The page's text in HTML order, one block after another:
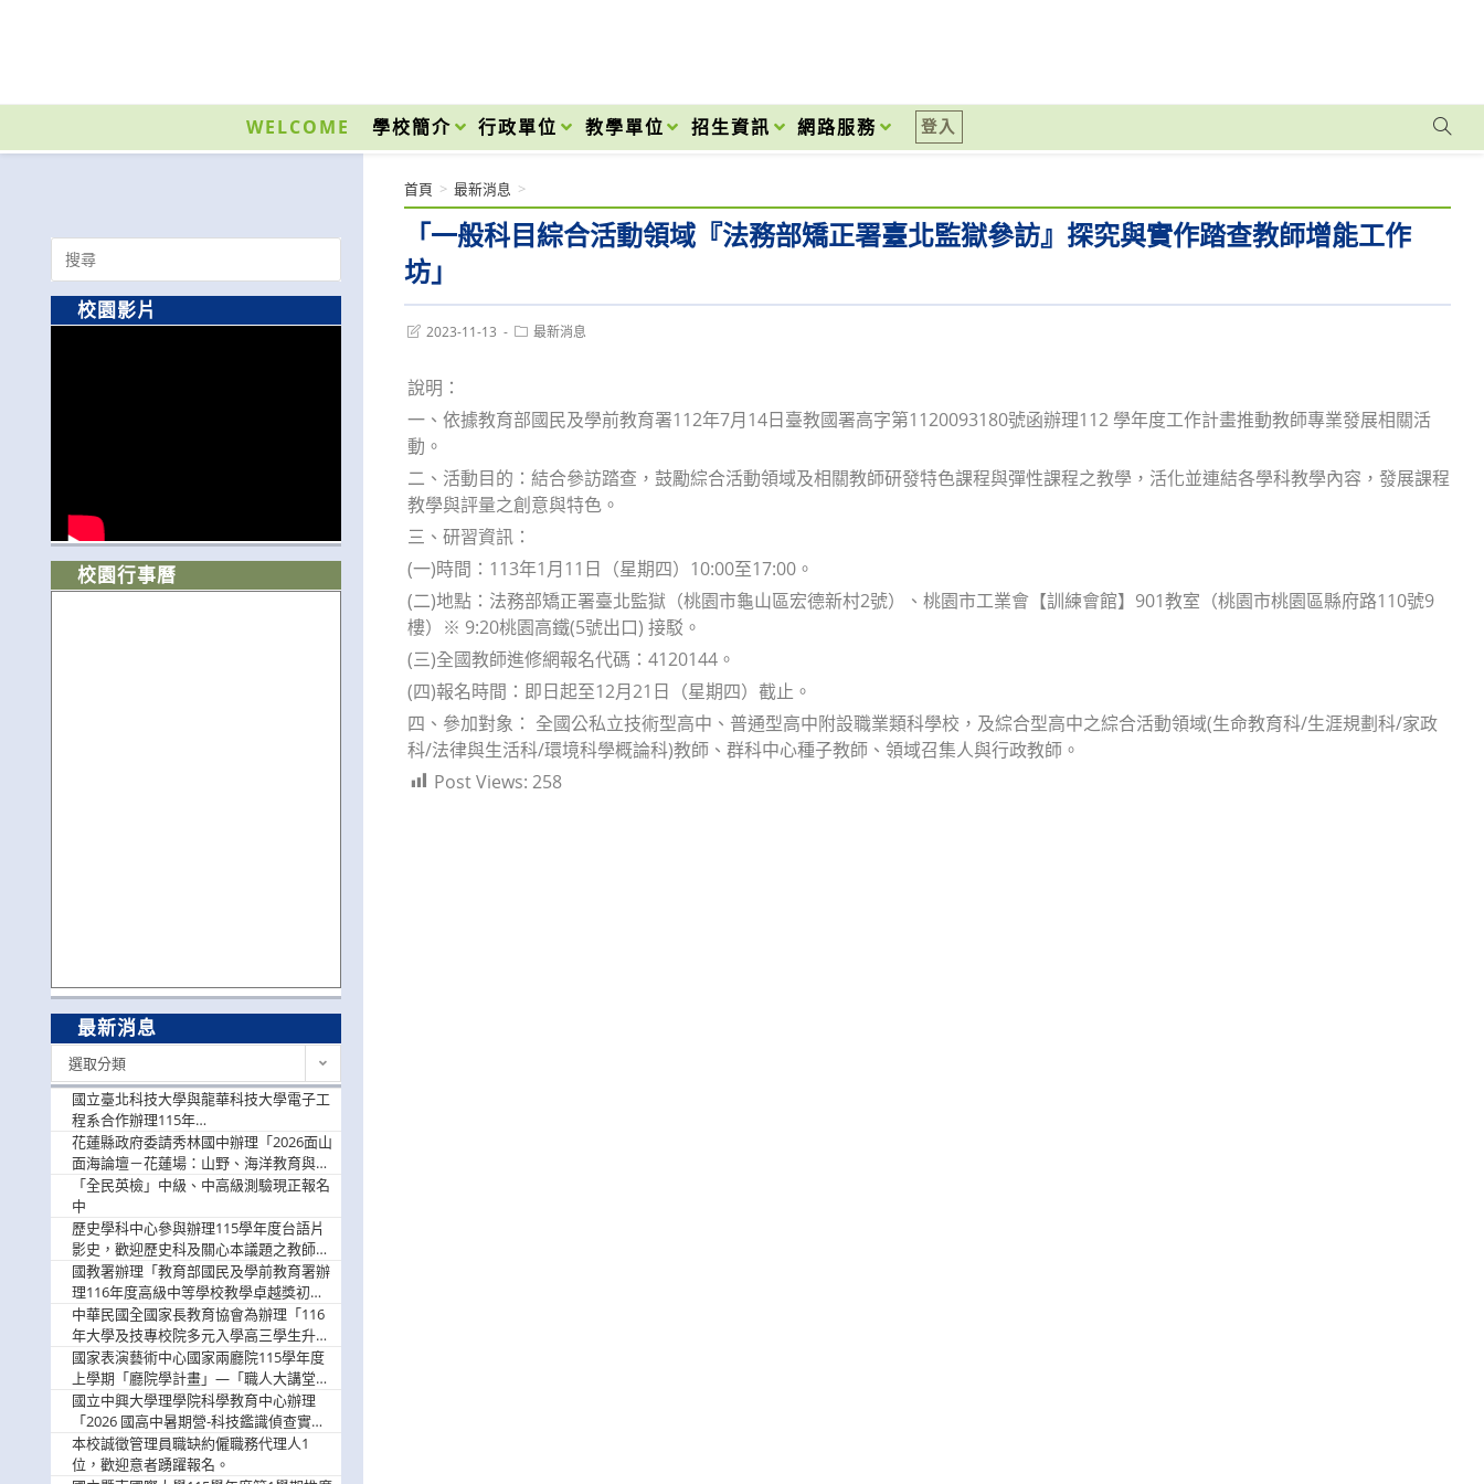
內
WELCOME 學校簡介 行政單位 教學單位 招生資訊 網路服務 登入
「一般科目綜合活動領域『法務部矯正署臺北監獄參訪』探究與實作踏查教師增能工作
坊」
首頁 > 最新消息 >
Post2023-11-13
Post最新消息
說明：
一、依據教育部國民及學前教育署112年7月14日臺教國署高字第1120093180號函辦理112 學年度工作計畫推動教師專業發展相關活
動。
二、活動目的：結合參訪踏查，鼓勵綜合活動領域及相關教師研發特色課程與彈性課程之教學，活化並連結各學科教學內容，發展課程
教學與評量之創意與特色。
三、研習資訊：
(一)時間：113年1月11日（星期四）10:00至17:00。
(二)地點：法務部矯正署臺北監獄（桃園市龜山區宏德新村2號）、桃園市工業會【訓練會館】901教室（桃園市桃園區縣府路110號9
樓）※ 9:20桃園高鐵(5號出口) 接駁。
(三)全國教師進修網報名代碼：4120144。
(四)報名時間：即日起至12月21日（星期四）截止。
四、參加對象： 全國公私立技術型高中、普通型高中附設職業類科學校，及綜合型高中之綜合活動領域(生命教育科/生涯規劃科/家政
科/法律與生活科/環境科學概論科)教師、群科中心種子教師、領域召集人與行政教師。
Post Views: 258
Search
for:
校園影片
校園行事曆
最新消息
選取分類
國立臺北科技大學與龍華科技大學電子工
程系合作辦理115年
「115.08.10~08.12「AI賦能應用於智慧半
導體研習營」，歡迎學生踴躍報名參加
花蓮縣政府委請秀林國中辦理「2026面山
面海論壇－花蓮場：山野、海洋教育與戶
外安全實務課程」，歡迎踴躍報名參加
「全民英檢」中級、中高級測驗現正報名
中
歷史學科中心參與辦理115學年度台語片
影史，歡迎歷史科及關心本議題之教師踴
躍報名參加
國教署辦理「教育部國民及學前教育署辦
理116年度高級中等學校教學卓越獎初選
實施計畫」，鼓勵教師踴躍報名
中華民國全國家長教育協會為辦理「116
年大學及技專校院多元入學高三學生升學
輔導家長說明會」
國家表演藝術中心國家兩廳院115學年度
上學期「廳院學計畫」—「職人大講堂」
及「一日體驗課程」，鼓勵踴躍報名參
與。
國立中興大學理學院科學教育中心辦理
「2026 國高中暑期營-科技鑑識偵查實戰
營」活動資訊，鼓勵學生踴躍報名參加。
本校誠徵管理員職缺約僱職務代理人1
位，歡迎意者踴躍報名。